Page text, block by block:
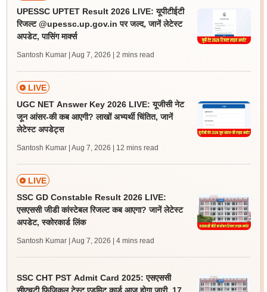
UPESSC UPTET Result 2026 LIVE: यूपीटीईटी
रिजल्ट @upessc.up.gov.in पर जल्द, जानें लेटेस्ट
अपडेट, पासिंग मार्क्स
Santosh Kumar | Aug 7, 2026 | 2 mins read
LIVE
UGC NET Answer Key 2026 LIVE: यूजीसी नेट
जून आंसर-की कब आएगी? लाखों अभ्यर्थी चिंतित, जानें
लेटेस्ट अपडेट्स
Santosh Kumar | Aug 7, 2026 | 12 mins read
LIVE
SSC GD Constable Result 2026 LIVE:
एसएससी जीडी कांस्टेबल रिजल्ट कब आएगा? जानें लेटेस्ट
अपडेट, स्कोरकार्ड लिंक
Santosh Kumar | Aug 7, 2026 | 4 mins read
SSC CHT PST Admit Card 2025: एसएससी